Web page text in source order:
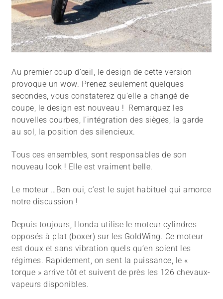
Au premier coup d’œil, le design de cette version
provoque un wow. Prenez seulement quelques
secondes, vous constaterez qu’elle a changé de
coupe, le design est nouveau ! Remarquez les
nouvelles courbes, l’intégration des sièges, la garde
au sol, la position des silencieux.
Tous ces ensembles, sont responsables de son
nouveau look ! Elle est vraiment belle.
Le moteur …Ben oui, c’est le sujet habituel qui amorce
notre discussion !
Depuis toujours, Honda utilise le moteur cylindres
opposés à plat (boxer) sur les GoldWing. Ce moteur
est doux et sans vibration quels qu’en soient les
régimes. Rapidement, on sent la puissance, le «
torque » arrive tôt et suivent de près les 126 chevaux-
vapeurs disponibles.